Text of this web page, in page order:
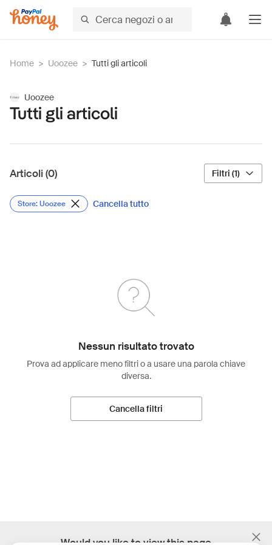
Home > Uoozee > Tutti gli articoli
Uoozee
Tutti gli articoli
Articoli (0) Filtri (1)
Store: Uoozee Cancella tutto
Nessun risultato trovato
Prova ad applicare meno filtri o a usare una parola chiave
diversa.
Cancella filtri